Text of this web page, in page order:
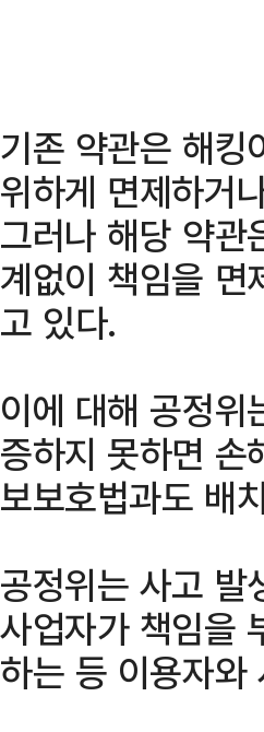
기존 약관은 해킹
위하게 면제하거
그러나 해당 약관
계없이 책임을 면
고 있다.
이에 대해 공정위
증하지 못하면 손
보보호법과도 배
공정위는 사고 발
사업자가 책임을
하는 등 이용자와